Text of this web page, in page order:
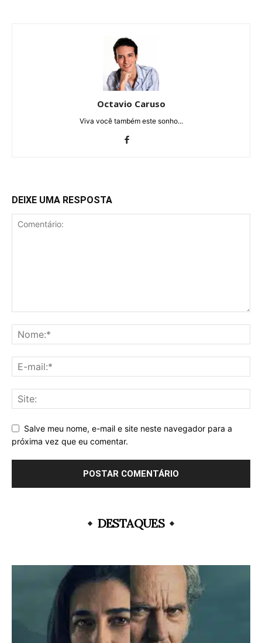
Octavio Caruso
Viva você também este sonho...
DEIXE UMA RESPOSTA
Salve meu nome, e-mail e site neste navegador para a
próxima vez que eu comentar.
DESTAQUES